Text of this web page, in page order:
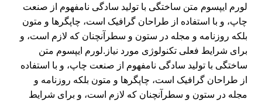
لورم ایپسوم متن ساختگی با تولید سادگی نامفهوم از صنعت
چاپ، و با استفاده از طراحان گرافیک است، چاپگرها و متون
بلکه روزنامه و مجله در ستون و سطرآنچنان که لازم است، و
برای شرایط فعلی تکنولوژی مورد نیاز.لورم ایپسوم متن
ساختگی با تولید سادگی نامفهوم از صنعت چاپ، و با استفاده
از طراحان گرافیک است، چاپگرها و متون بلکه روزنامه و
مجله در ستون و سطرآنچنان که لازم است، و برای شرایط